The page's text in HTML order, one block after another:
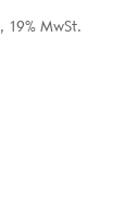
19% MwSt.